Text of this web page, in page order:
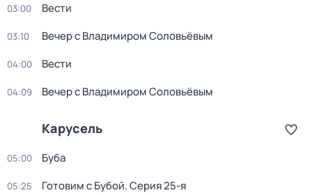
03:00 Вести
03:10 Вечер с Владимиром Соловьёвым
04:00 Вести
04:09 Вечер с Владимиром Соловьёвым
Карусель
05:00 Буба
05:25 Готовим с Бубой. Серия 25-я